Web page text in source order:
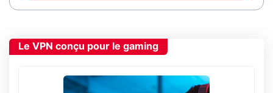
Le VPN conçu pour le gaming